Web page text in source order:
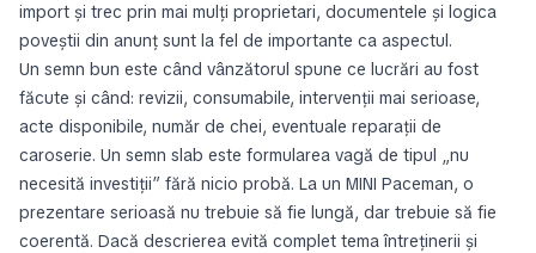
import și trec prin mai mulți proprietari, documentele și logica
poveștii din anunț sunt la fel de importante ca aspectul.
Un semn bun este când vânzătorul spune ce lucrări au fost
făcute și când: revizii, consumabile, intervenții mai serioase,
acte disponibile, număr de chei, eventuale reparații de
caroserie. Un semn slab este formularea vagă de tipul „nu
necesită investiții” fără nicio probă. La un MINI Paceman, o
prezentare serioasă nu trebuie să fie lungă, dar trebuie să fie
coerentă. Dacă descrierea evită complet tema întreținerii și